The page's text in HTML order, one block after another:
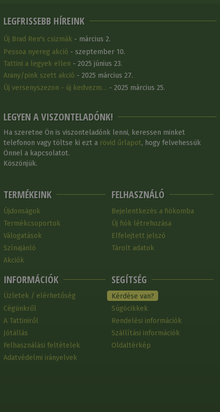
LEGFRISSEBB HÍREINK
Új Brad Ren's csizmák - március 2.
Pessoa nyereg akció - szeptember 10.
Tattini a legyek ellen - 2025 június 23.
Arany/pink szett akció - 2025 március 27.
Új versenyszezon - új kedvezm… - 2025 március 25.
LEGYEN A VISZONTELADÓNK!
Ha szeretne Ön is viszonteladónk lenni, keressen minket
telefonon vagy töltse ki ezt a rövid űrlapot, hogy felvehessük
Önnel a kapcsolatot.
Köszönjük.
TERMÉKEINK
Újdonságok
Termékcsoportok
Válogatások
Színajánló
Akciók
INFORMÁCIÓK
Üzletek / elérhetőség
Cégünkről
A Tattiniről
Jótállás
Felhasználási feltételek
Adatvédelmi irányelvek
FELHASZNÁLÓ
Bejelentkezés a fiókomba
Új fiók létrehozása
Elfelejtett jelszó
Tárolt adatok
SEGÍTSÉG
Kérdése van?
Súgócikkek
Rendelési információk
Szállítási információk
Oldaltérkép